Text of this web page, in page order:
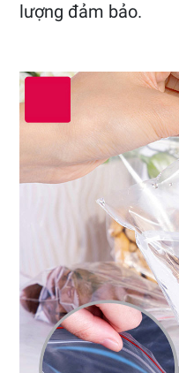
lượng đảm bảo.